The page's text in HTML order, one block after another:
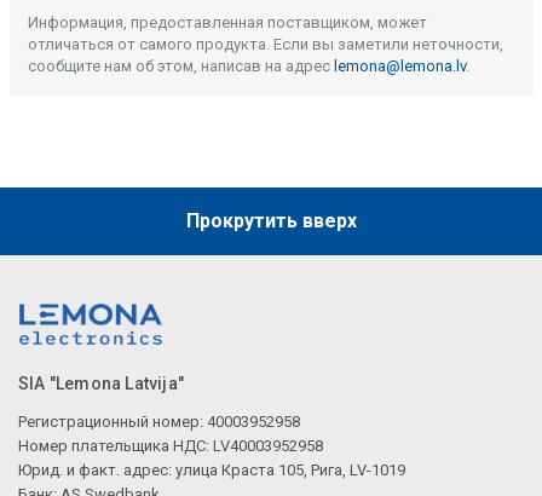
Информация, предоставленная поставщиком, может
отличаться от самого продукта. Если вы заметили неточности,
сообщите нам об этом, написав на адрес lemona@lemona.lv.
Прокрутить вверх
SIA "Lemona Latvija"
Регистрационный номер: 40003952958
Номер плательщика НДС: LV40003952958
Юрид. и факт. адрес: улица Краста 105, Рига, LV-1019